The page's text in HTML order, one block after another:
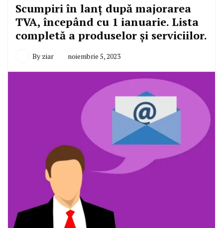
Scumpiri în lanț după majorarea
TVA, începând cu 1 ianuarie. Lista
completă a produselor și serviciilor.
By ziar noiembrie 5, 2023